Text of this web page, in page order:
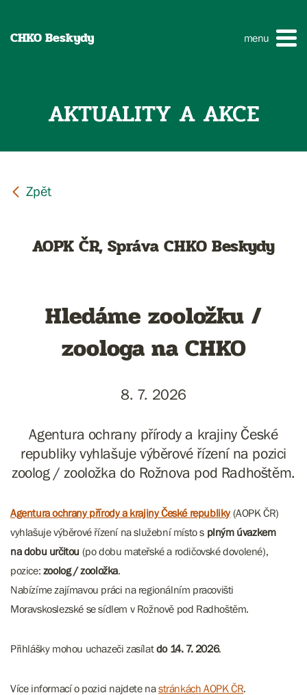
CHKO Beskydy menu
AKTUALITY A AKCE
AOPK ČR, Správa CHKO Beskydy
Hledáme zooložku /
zoologa na CHKO
8. 7. 2026
Agentura ochrany přírody a krajiny České
republiky vyhlašuje výběrové řízení na pozici
zoolog / zooložka do Rožnova pod Radhoštěm.
Agentura ochrany přírody a krajiny České republiky(AOPK ČR)
vyhlašuje výběrové řízení na služební místo s plným úvazkem
na dobu určitou (po dobu mateřské a rodičovské dovolené),
pozice: zoolog / zooložka.
Nabízíme zajímavou práci na regionálním pracovišti
Moravskoslezské se sídlem v Rožnově pod Radhoštěm.
Přihlášky mohou uchazeči zasílatdo 14. 7. 2026.
Více informací o pozici najdete nastránkách AOPK ČR.